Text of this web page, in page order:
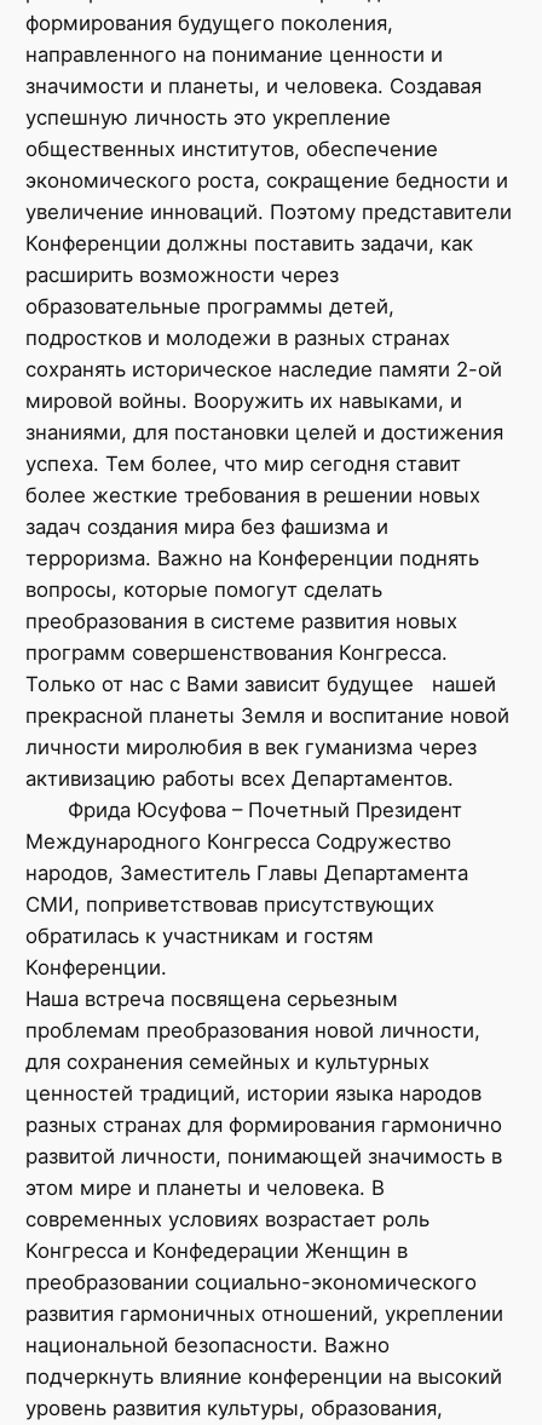
формирования будущего поколения,
направленного на понимание ценности и
значимости и планеты, и человека. Создавая
успешную личность это укрепление
общественных институтов, обеспечение
экономического роста, сокращение бедности и
увеличение инноваций. Поэтому представители
Конференции должны поставить задачи, как
расширить возможности через
образовательные программы детей,
подростков и молодежи в разных странах
сохранять историческое наследие памяти 2-ой
мировой войны. Вооружить их навыками, и
знаниями, для постановки целей и достижения
успеха. Тем более, что мир сегодня ставит
более жесткие требования в решении новых
задач создания мира без фашизма и
терроризма. Важно на Конференции поднять
вопросы, которые помогут сделать
преобразования в системе развития новых
программ совершенствования Конгресса.
Только от нас с Вами зависит будущее нашей
прекрасной планеты Земля и воспитание новой
личности миролюбия в век гуманизма через
активизацию работы всех Департаментов.
Фрида Юсуфова – Почетный Президент
Международного Конгресса Содружество
народов, Заместитель Главы Департамента
СМИ, поприветствовав присутствующих
обратилась к участникам и гостям
Конференции.
Наша встреча посвящена серьезным
проблемам преобразования новой личности,
для сохранения семейных и культурных
ценностей традиций, истории языка народов
разных странах для формирования гармонично
развитой личности, понимающей значимость в
этом мире и планеты и человека. В
современных условиях возрастает роль
Конгресса и Конфедерации Женщин в
преобразовании социально-экономического
развития гармоничных отношений, укреплении
национальной безопасности. Важно
подчеркнуть влияние конференции на высокий
уровень развития культуры, образования,